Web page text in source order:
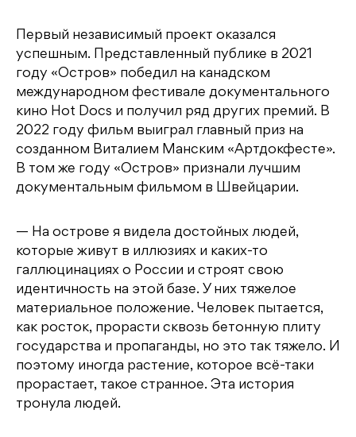
Первый независимый проект оказался
успешным. Представленный публике в 2021
году «Остров» победил на канадском
международном фестивале документального
кино Hot Docs и получил ряд других премий. В
2022 году фильм выиграл главный приз на
созданном Виталием Манским «Артдокфесте».
В том же году «Остров» признали лучшим
документальным фильмом в Швейцарии.
— На острове я видела достойных людей,
которые живут в иллюзиях и каких-то
галлюцинациях о России и строят свою
идентичность на этой базе. У них тяжелое
материальное положение. Человек пытается,
как росток, прорасти сквозь бетонную плиту
государства и пропаганды, но это так тяжело. И
поэтому иногда растение, которое всё-таки
прорастает, такое странное. Эта история
тронула людей.